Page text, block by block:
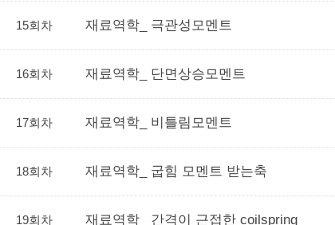
15회차 재료역학_ 극관성모멘트
16회차 재료역학_ 단면상승모멘트
17회차 재료역학_ 비틀림모멘트
18회차 재료역학_ 굽힘 모멘트 받는축
19회차 재료역학_ 간격이 근접한 coilspring